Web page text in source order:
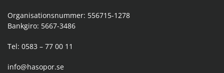
Organisationsnummer: 556715-1278
Bankgiro: 5667-3486
Tel: 0583 – 77 00 11
info@hasopor.se